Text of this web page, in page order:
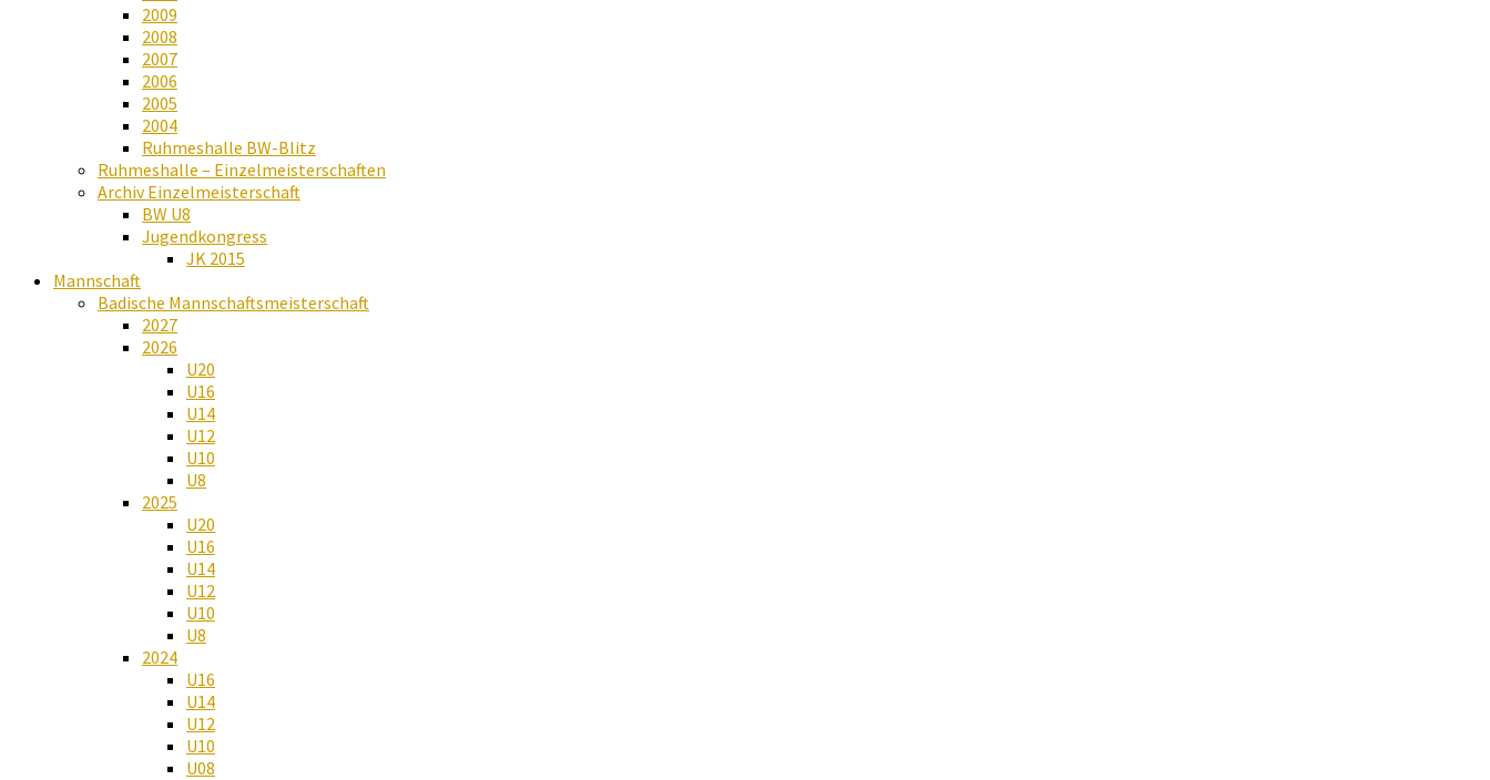
2009
2008
2007
2006
2005
2004
Ruhmeshalle BW-Blitz
Ruhmeshalle – Einzelmeisterschaften
Archiv Einzelmeisterschaft
BW U8
Jugendkongress
JK 2015
Mannschaft
Badische Mannschaftsmeisterschaft
2027
2026
U20
U16
U14
U12
U10
U8
2025
U20
U16
U14
U12
U10
U8
2024
U16
U14
U12
U10
U08